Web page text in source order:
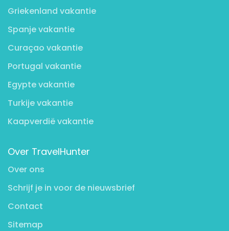
Griekenland vakantie
Spanje vakantie
Curaçao vakantie
Portugal vakantie
Egypte vakantie
Turkije vakantie
Kaapverdië vakantie
Over TravelHunter
Over ons
Schrijf je in voor de nieuwsbrief
Contact
Sitemap